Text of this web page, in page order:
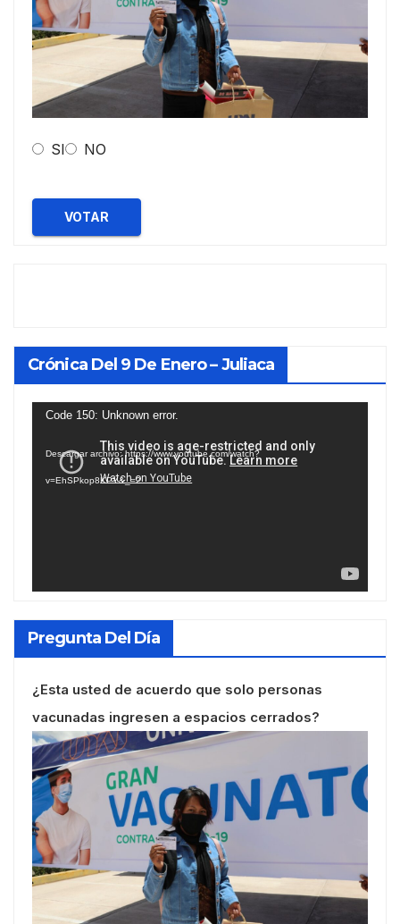
SI NO
VOTAR
Crónica Del 9 De Enero – Juliaca
Reproductor
vídeo
Code 150: Unknown error.
Descargar archivo: https://www.youtube.com/watch?
v=EhSPkop8KPY&_=2
Pregunta Del Día
¿Esta usted de acuerdo que solo personas
vacunadas ingresen a espacios cerrados?